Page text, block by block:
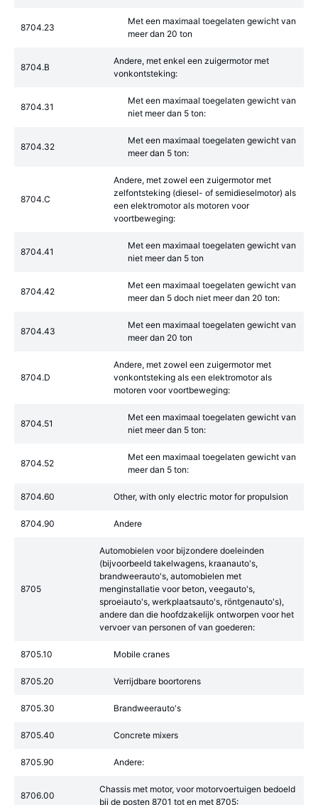
8704.23
Met een maximaal toegelaten gewicht van
meer dan 20 ton
8704.B
Andere, met enkel een zuigermotor met
vonkontsteking:
8704.31
Met een maximaal toegelaten gewicht van
niet meer dan 5 ton:
8704.32
Met een maximaal toegelaten gewicht van
meer dan 5 ton:
8704.C
Andere, met zowel een zuigermotor met
zelfontsteking (diesel- of semidieselmotor) als
een elektromotor als motoren voor
voortbeweging:
8704.41
Met een maximaal toegelaten gewicht van
niet meer dan 5 ton
8704.42
Met een maximaal toegelaten gewicht van
meer dan 5 doch niet meer dan 20 ton:
8704.43
Met een maximaal toegelaten gewicht van
meer dan 20 ton
8704.D
Andere, met zowel een zuigermotor met
vonkontsteking als een elektromotor als
motoren voor voortbeweging:
8704.51
Met een maximaal toegelaten gewicht van
niet meer dan 5 ton:
8704.52
Met een maximaal toegelaten gewicht van
meer dan 5 ton:
8704.60 Other, with only electric motor for propulsion
8704.90 Andere
8705
Automobielen voor bijzondere doeleinden
(bijvoorbeeld takelwagens, kraanauto's,
brandweerauto's, automobielen met
menginstallatie voor beton, veegauto's,
sproeiauto's, werkplaatsauto's, röntgenauto's),
andere dan die hoofdzakelijk ontworpen voor het
vervoer van personen of van goederen:
8705.10 Mobile cranes
8705.20 Verrijdbare boortorens
8705.30 Brandweerauto's
8705.40 Concrete mixers
8705.90 Andere:
8706.00
Chassis met motor, voor motorvoertuigen bedoeld
bij de posten 8701 tot en met 8705: